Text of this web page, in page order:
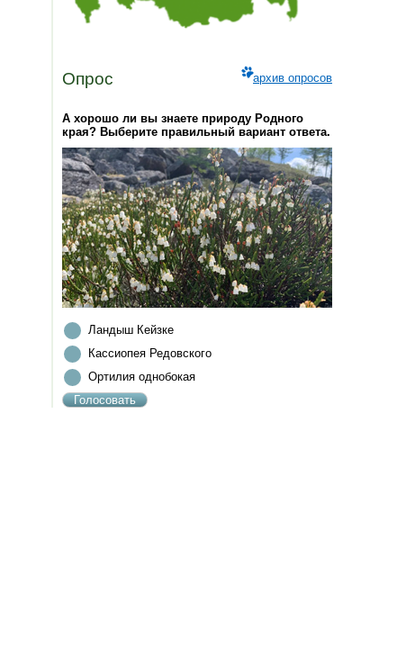
Опрос архив опросов
А хорошо ли вы знаете природу Родного
края? Выберите правильный вариант ответа.
Ландыш Кейзке
Кассиопея Редовского
Ортилия однобокая